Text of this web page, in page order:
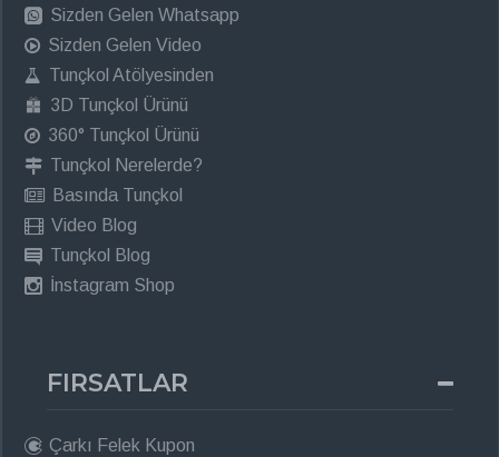
Sizden Gelen Whatsapp
Sizden Gelen Video
Tunçkol Atölyesinden
3D Tunçkol Ürünü
360° Tunçkol Ürünü
Tunçkol Nerelerde?
Basında Tunçkol
Video Blog
Tunçkol Blog
İnstagram Shop
FIRSATLAR
Çarkı Felek Kupon